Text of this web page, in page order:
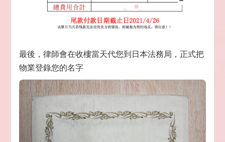
最後，律師會在收樓當天代您到日本法務局，正式把
物業登錄您的名字